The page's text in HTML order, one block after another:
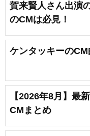
賀来賢人さん出演
のCMは必見！
ケンタッキーの
【2026年8月】最
CMまとめ